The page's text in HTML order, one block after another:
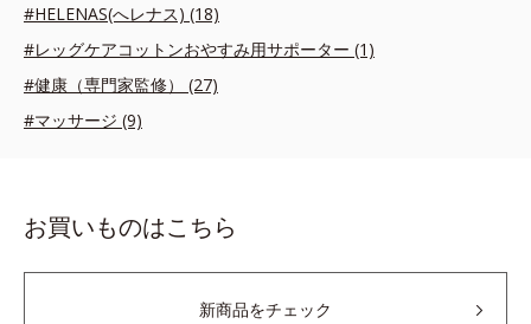
#HELENAS(へレナス) (18)
#レッグケアコットンおやすみ用サポーター (1)
#健康（専門家監修） (27)
#マッサージ (9)
お買いものはこちら
新商品をチェック